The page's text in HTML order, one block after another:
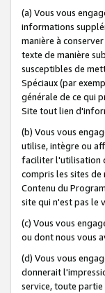
(a) Vous vous
informations
manière à
texte de manière
susceptibles de
Spéciaux (par
générale de ce qui
Site tout lien
(b) Vous vous
utilise, intègre ou
faciliter l'utilisation
compris les sites de
Contenu du
site qui n'est pas le
(c) Vous vous
ou dont nous vous
(d) Vous vous
donnerait
service, toute partie